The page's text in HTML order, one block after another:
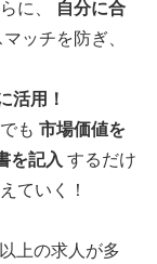
に、
自分に合
ッチを防ぎ、
活用！
も 市場価値を
を記入 するだけ
ていく！
上の求人が多